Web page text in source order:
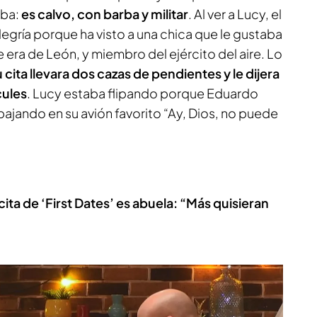
es calvo, con barba y militar. Al ver a Lucy, el
porque ha visto a una chica que le gustaba
de León, y miembro del ejército del aire. Lo
cita llevara dos cazas de pendientes y le dijera
. Lucy estaba flipando porque Eduardo
en su avión favorito “Ay, Dios, no puede
de ‘First Dates’ es abuela: “Más quisieran